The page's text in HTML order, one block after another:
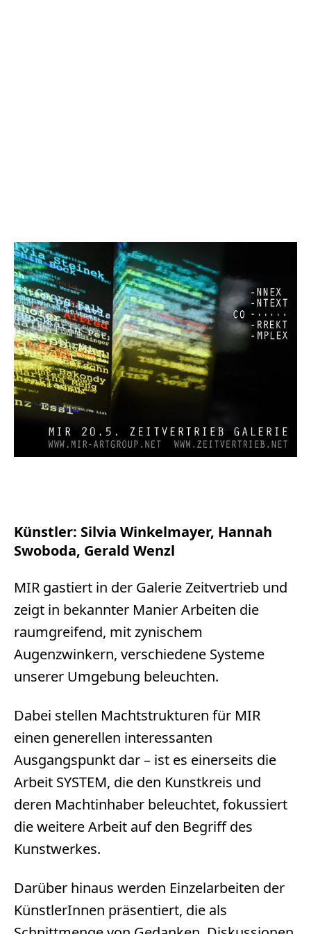
Künstler: Silvia Winkelmayer, Hannah
Swoboda, Gerald Wenzl
MIR gastiert in der Galerie Zeitvertrieb und
zeigt in bekannter Manier Arbeiten die
raumgreifend, mit zynischem
Augenzwinkern, verschiedene Systeme
unserer Umgebung beleuchten.
Dabei stellen Machtstrukturen für MIR
einen generellen interessanten
Ausgangspunkt dar – ist es einerseits die
Arbeit SYSTEM, die den Kunstkreis und
deren Machtinhaber beleuchtet, fokussiert
die weitere Arbeit auf den Begriff des
Kunstwerkes.
Darüber hinaus werden Einzelarbeiten der
KünstlerInnen präsentiert, die als